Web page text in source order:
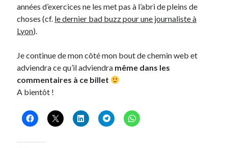
années d’exercices ne les met pas à l’abri de pleins de
choses (cf. le dernier bad buzz pour une journaliste à
Lyon).
Je continue de mon côté mon bout de chemin web et
adviendra ce qu’il adviendra même dans les
commentaires à ce billet
A bientôt !